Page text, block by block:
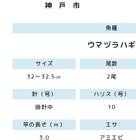
神 戸 市
魚種
ウマヅラハギ
サイズ
32～32.5㎝
尾数
2尾
針（号）
掛針中
ハリス（号）
10
竿の長さ（ｍ）
3.0
エサ
アミエビ